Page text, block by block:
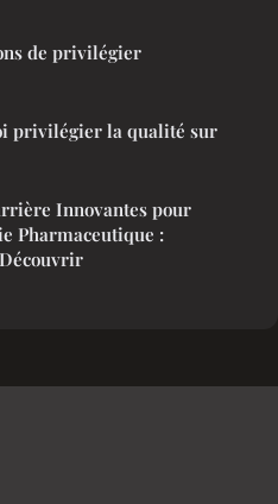
de privilégier
privilégier la qualité sur
Innovantes pour
Pharmaceutique :